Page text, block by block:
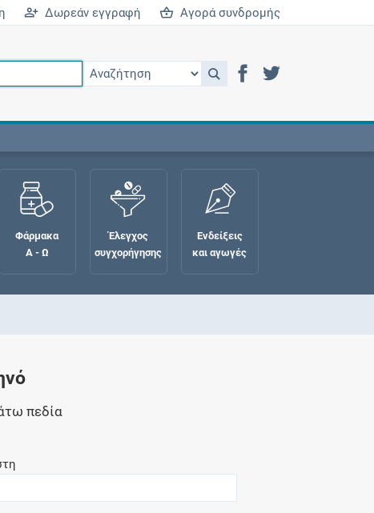
Δωρεάν εγγραφή Αγορά συνδρομής
Φάρμακα
Α - Ω
Έλεγχος
συγχορήγησης
Ενδείξεις
και αγωγές
πεδία